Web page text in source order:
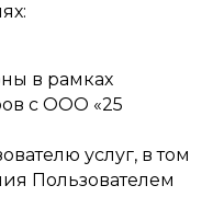
в рамках
с ООО «25
услуг, в том
Пользователем